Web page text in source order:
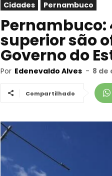
Cidades Pernambuco
Pernambuco:
superior são
Governo do
Por Edenevaldo Alves - 8 de
Compartilhado